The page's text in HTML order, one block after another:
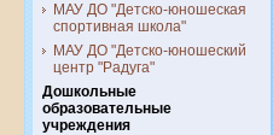
МАУ ДО "Детско-юношеская
спортивная школа"
МАУ ДО "Детско-юношеский
центр "Радуга"
Дошкольные
образовательные
учреждения